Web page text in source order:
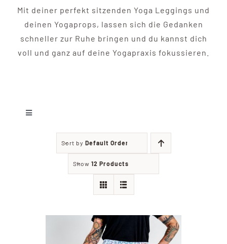
Kontakt
Mit deiner perfekt sitzenden Yoga Leggings und
deinen Yogaprops, lassen sich die Gedanken
schneller zur Ruhe bringen und du kannst dich
voll und ganz auf deine Yogapraxis fokussieren.
Toggle
Sort by Default Order
Show 12 Products